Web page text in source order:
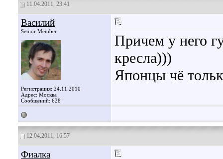
11.04.2011, 23:41
Василий
Senior Member
Регистрация: 24.11.2010
Адрес: Москва
Сообщений: 628
Причем у него
кресла)))
Японцы чё
12.04.2011, 16:57
Фиалка